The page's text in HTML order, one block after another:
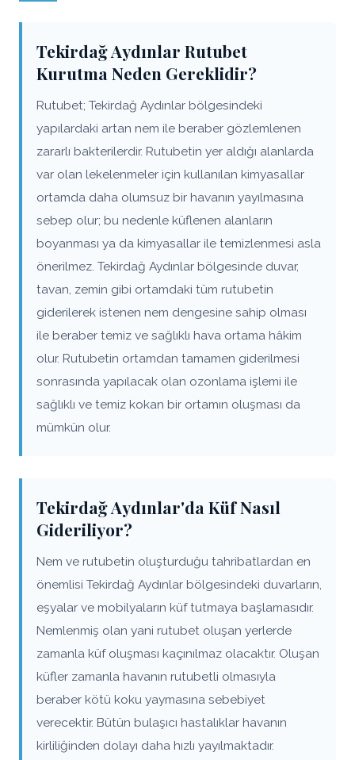
Tekirdağ Aydınlar Rutubet
Kurutma Neden Gereklidir?
Rutubet; Tekirdağ Aydınlar bölgesindeki
yapılardaki artan nem ile beraber gözlemlenen
zararlı bakterilerdir. Rutubetin yer aldığı alanlarda
var olan lekelenmeler için kullanılan kimyasallar
ortamda daha olumsuz bir havanın yayılmasına
sebep olur; bu nedenle küflenen alanların
boyanması ya da kimyasallar ile temizlenmesi asla
önerilmez. Tekirdağ Aydınlar bölgesinde duvar,
tavan, zemin gibi ortamdaki tüm rutubetin
giderilerek istenen nem dengesine sahip olması
ile beraber temiz ve sağlıklı hava ortama hâkim
olur. Rutubetin ortamdan tamamen giderilmesi
sonrasında yapılacak olan ozonlama işlemi ile
sağlıklı ve temiz kokan bir ortamın oluşması da
mümkün olur.
Tekirdağ Aydınlar'da Küf Nasıl
Gideriliyor?
Nem ve rutubetin oluşturduğu tahribatlardan en
önemlisi Tekirdağ Aydınlar bölgesindeki duvarların,
eşyalar ve mobilyaların küf tutmaya başlamasıdır.
Nemlenmiş olan yani rutubet oluşan yerlerde
zamanla küf oluşması kaçınılmaz olacaktır. Oluşan
küfler zamanla havanın rutubetli olmasıyla
beraber kötü koku yaymasına sebebiyet
verecektir. Bütün bulaşıcı hastalıklar havanın
kirliliğinden dolayı daha hızlı yayılmaktadır.